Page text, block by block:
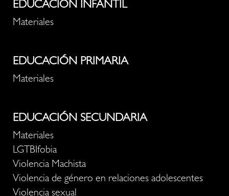
EDUCACIÓN INFANTIL
Materiales
EDUCACIÓN PRIMARIA
Materiales
EDUCACIÓN SECUNDARIA
Materiales
LGTBIfobia
Violencia Machista
Violencia de género en relaciones adolescentes
Violencia sexual